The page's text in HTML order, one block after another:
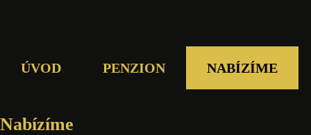
ÚVOD PENZION NABÍZÍME
Nabízíme